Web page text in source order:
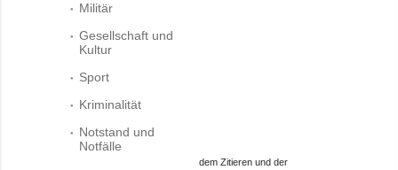
Militär
Gesellschaft und
Kultur
Sport
Kriminalität
Notstand und
Notfälle
dem Zitieren und der